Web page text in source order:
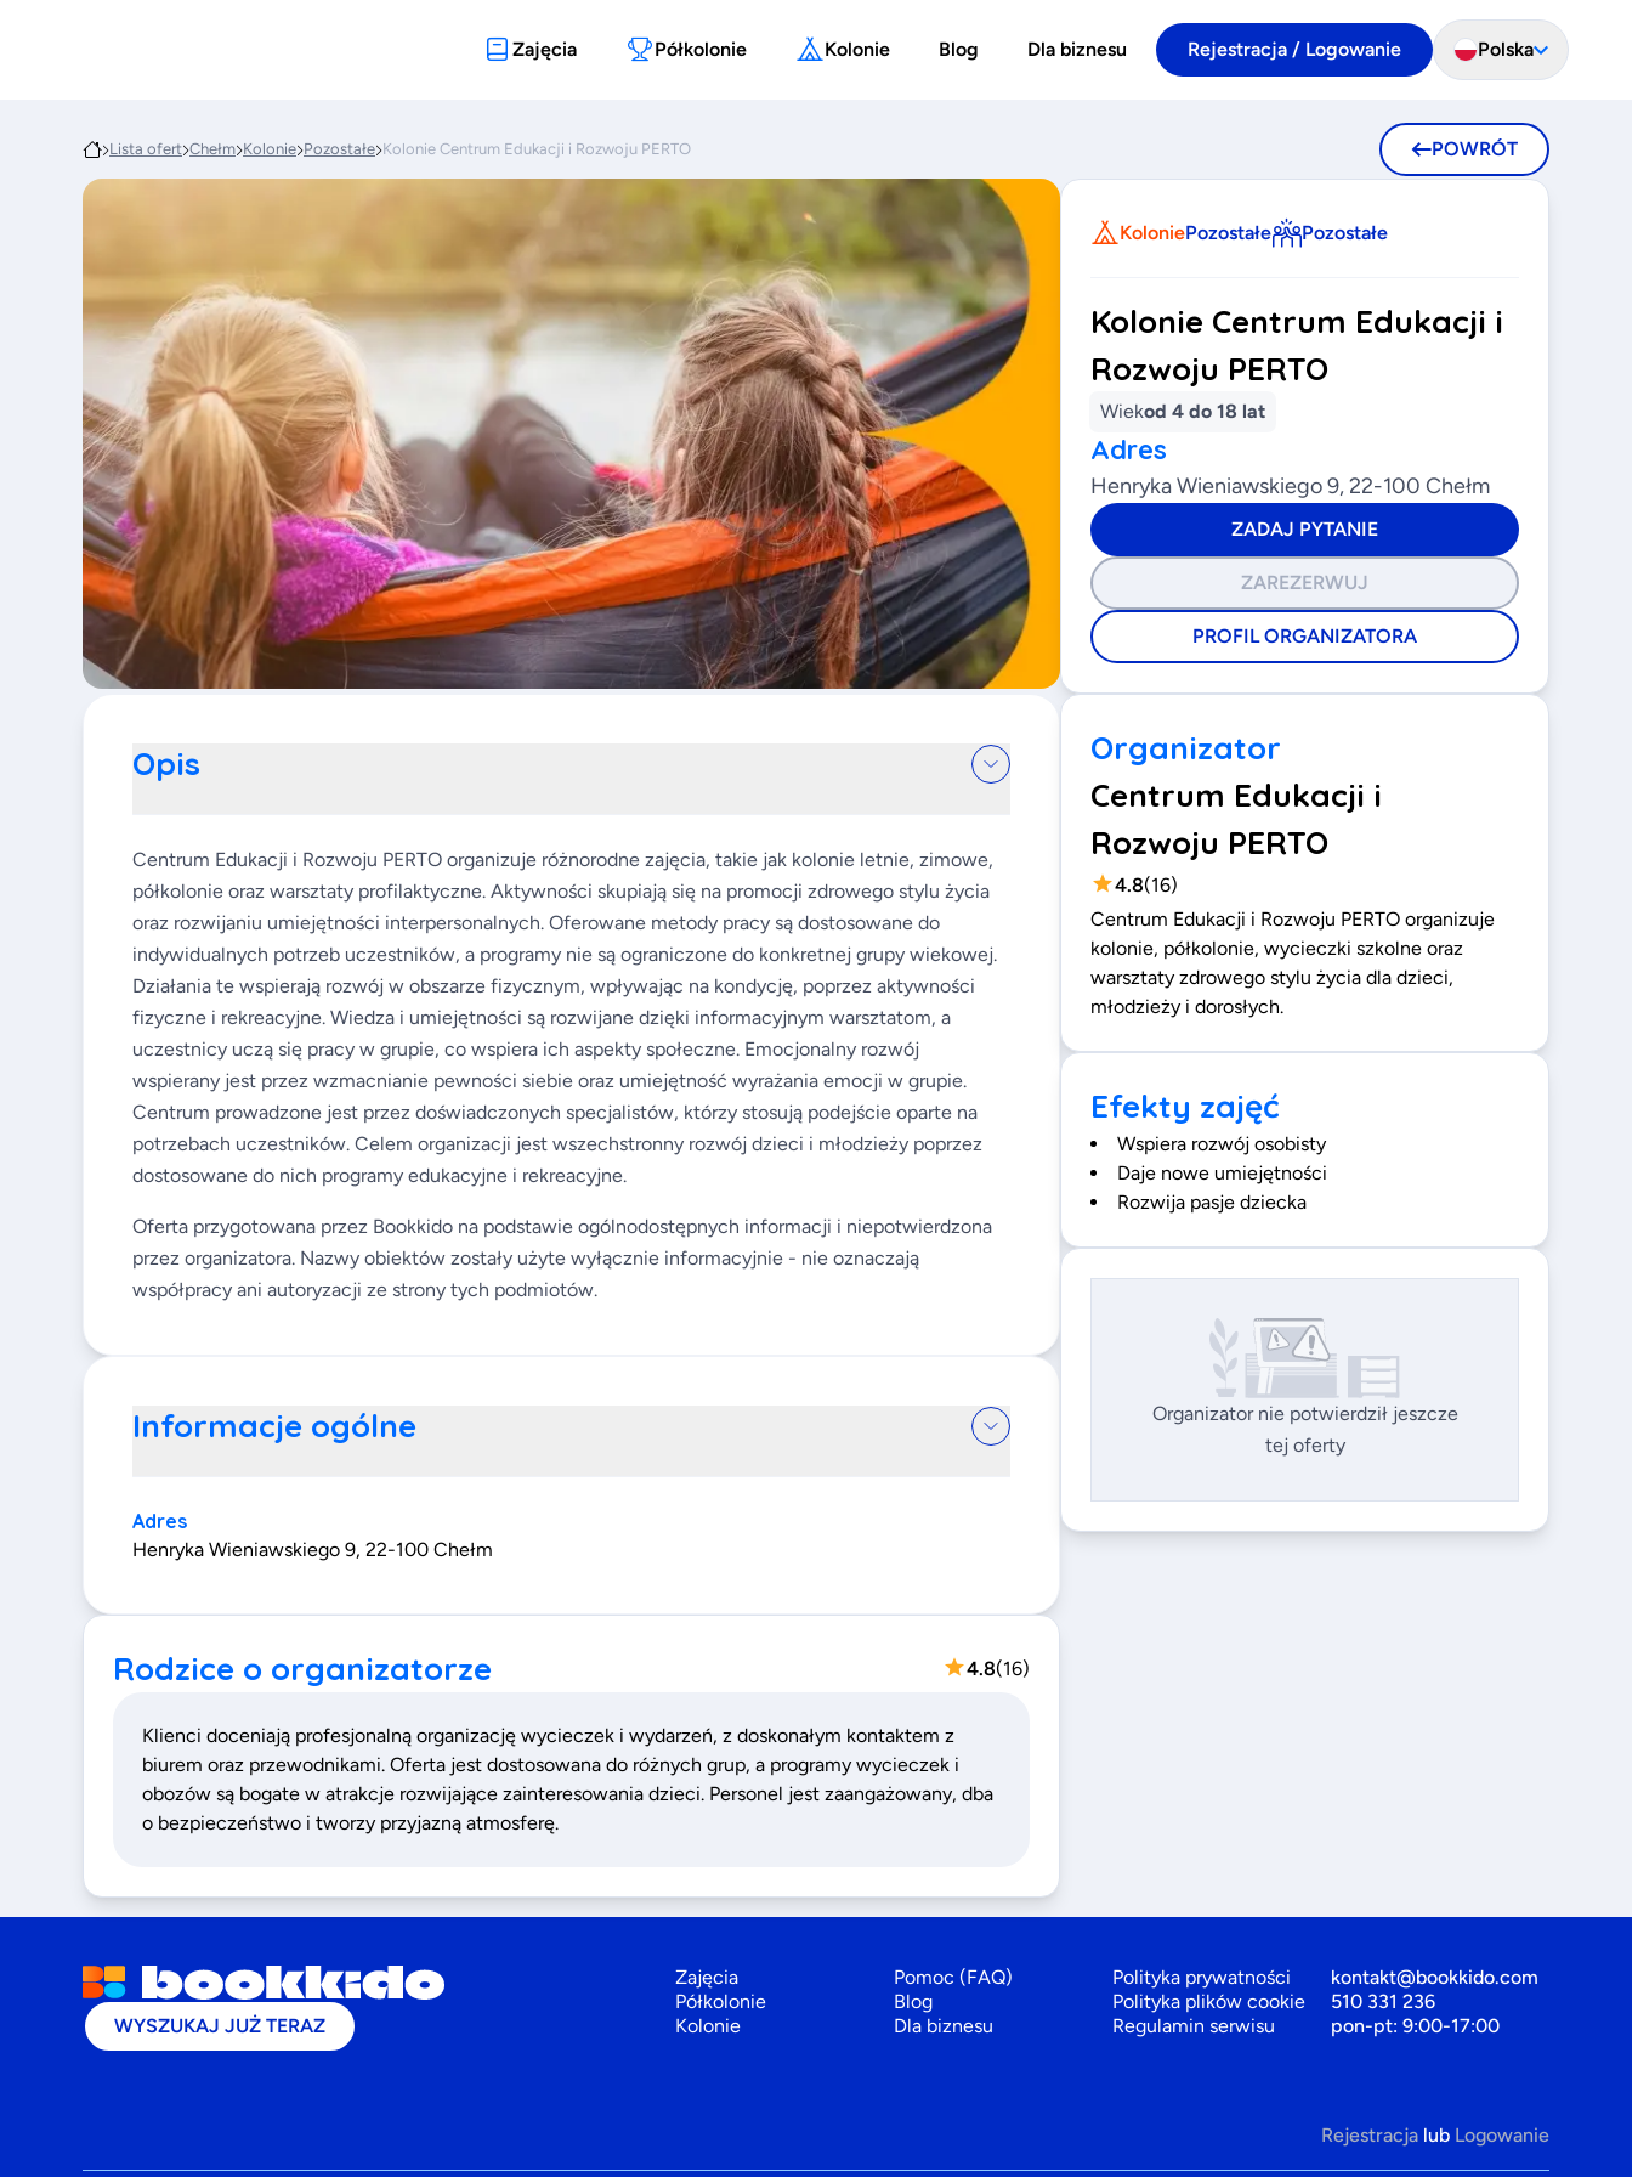
Zajęcia Półkolonie Kolonie Blog Dla biznesu Rejestracja / Logowanie Polska
Lista ofert Chełm Kolonie Pozostałe Kolonie Centrum Edukacji i Rozwoju PERTO POWRÓT
KoloniePozostałe Pozostałe
Kolonie Centrum Edukacji i
Rozwoju PERTO
Wiekod 4 do 18 lat
Adres
Henryka Wieniawskiego 9, 22-100 Chełm
ZADAJ PYTANIE
ZAREZERWUJ
PROFIL ORGANIZATORA
Opis
Centrum Edukacji i Rozwoju PERTO organizuje różnorodne zajęcia, takie jak kolonie letnie, zimowe,
półkolonie oraz warsztaty profilaktyczne. Aktywności skupiają się na promocji zdrowego stylu życia
oraz rozwijaniu umiejętności interpersonalnych. Oferowane metody pracy są dostosowane do
indywidualnych potrzeb uczestników, a programy nie są ograniczone do konkretnej grupy wiekowej.
Działania te wspierają rozwój w obszarze fizycznym, wpływając na kondycję, poprzez aktywności
fizyczne i rekreacyjne. Wiedza i umiejętności są rozwijane dzięki informacyjnym warsztatom, a
uczestnicy uczą się pracy w grupie, co wspiera ich aspekty społeczne. Emocjonalny rozwój
wspierany jest przez wzmacnianie pewności siebie oraz umiejętność wyrażania emocji w grupie.
Centrum prowadzone jest przez doświadczonych specjalistów, którzy stosują podejście oparte na
potrzebach uczestników. Celem organizacji jest wszechstronny rozwój dzieci i młodzieży poprzez
dostosowane do nich programy edukacyjne i rekreacyjne.
Oferta przygotowana przez Bookkido na podstawie ogólnodostępnych informacji i niepotwierdzona
przez organizatora. Nazwy obiektów zostały użyte wyłącznie informacyjnie - nie oznaczają
współpracy ani autoryzacji ze strony tych podmiotów.
Informacje ogólne
Adres
Henryka Wieniawskiego 9, 22-100 Chełm
Rodzice o organizatorze 4.8(16)
Klienci doceniają profesjonalną organizację wycieczek i wydarzeń, z doskonałym kontaktem z
biurem oraz przewodnikami. Oferta jest dostosowana do różnych grup, a programy wycieczek i
obozów są bogate w atrakcje rozwijające zainteresowania dzieci. Personel jest zaangażowany, dba
o bezpieczeństwo i tworzy przyjazną atmosferę.
Organizator
Centrum Edukacji i
Rozwoju PERTO
4.8(16)
Centrum Edukacji i Rozwoju PERTO organizuje
kolonie, półkolonie, wycieczki szkolne oraz
warsztaty zdrowego stylu życia dla dzieci,
młodzieży i dorosłych.
Efekty zajęć
Wspiera rozwój osobisty
Daje nowe umiejętności
Rozwija pasje dziecka
Organizator nie potwierdził jeszcze
tej oferty
WYSZUKAJ JUŻ TERAZ
Zajęcia
Półkolonie
Kolonie
Pomoc (FAQ)
Blog
Dla biznesu
Polityka prywatności
Polityka plików cookie
Regulamin serwisu
kontakt@bookkido.com
510 331 236
pon-pt: 9:00-17:00
Rejestracja lub Logowanie